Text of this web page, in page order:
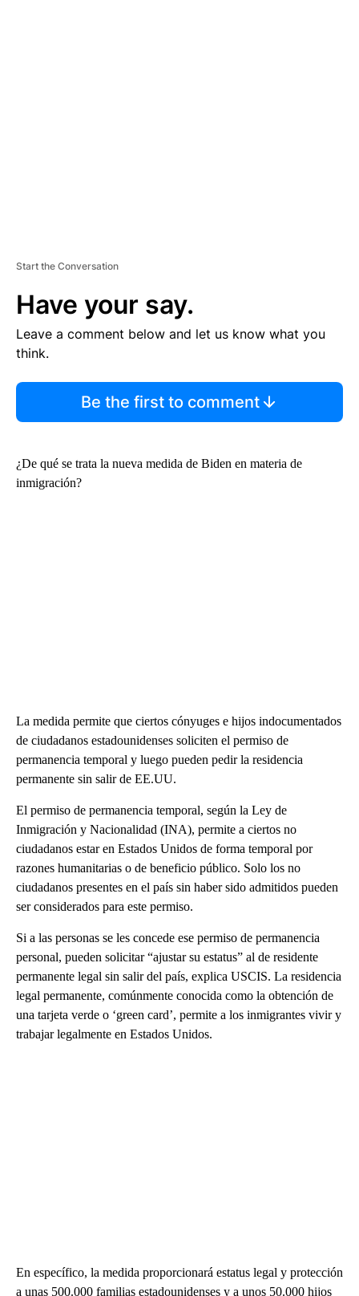
Start the Conversation
Have your say.
Leave a comment below and let us know what you
think.
Be the first to comment
¿De qué se trata la nueva medida de Biden en materia de
inmigración?
La medida permite que ciertos cónyuges e hijos indocumentados
de ciudadanos estadounidenses soliciten el permiso de
permanencia temporal y luego pueden pedir la residencia
permanente sin salir de EE.UU.
El permiso de permanencia temporal, según la Ley de
Inmigración y Nacionalidad (INA), permite a ciertos no
ciudadanos estar en Estados Unidos de forma temporal por
razones humanitarias o de beneficio público. Solo los no
ciudadanos presentes en el país sin haber sido admitidos pueden
ser considerados para este permiso.
Si a las personas se les concede ese permiso de permanencia
personal, pueden solicitar “ajustar su estatus” al de residente
permanente legal sin salir del país, explica USCIS. La residencia
legal permanente, comúnmente conocida como la obtención de
una tarjeta verde o ‘green card’, permite a los inmigrantes vivir y
trabajar legalmente en Estados Unidos.
En específico, la medida proporcionará estatus legal y protección
a unas 500.000 familias estadounidenses y a unos 50.000 hijos